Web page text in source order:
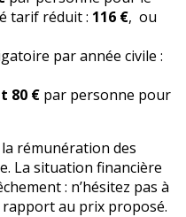
tarif réduit : 116 €, ou
par année civile :
80 € par personne pour
rémunération des
La situation financière
: n’hésitez pas à
au prix proposé.